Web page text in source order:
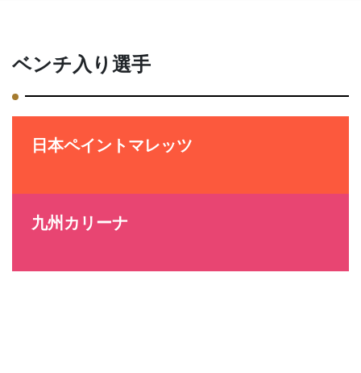
ベンチ入り選手
日本ペイントマレッツ
九州カリーナ